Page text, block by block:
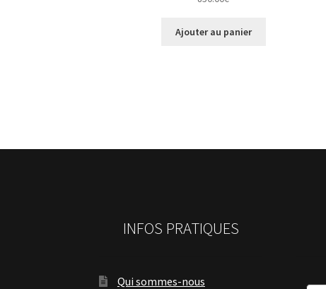
Ajouter au panier
INFOS PRATIQUES
Qui sommes-nous